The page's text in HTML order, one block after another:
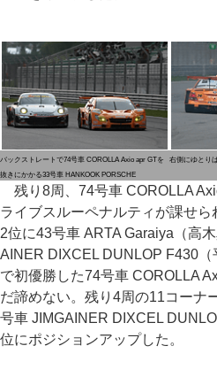
バックストレートで74号車 COROLLA Axio apr GTを
抜きにかかる33号車 HANKOOK PORSCHE
右側にゆとり
残り8周、74号車 COROLLA
ライブスルーペナルティが課せら
2位に43号車 ARTA Garaiya（高
AINER DIXCEL DUNLOP F430
で初優勝した74号車 COROLLA
だ諦めない。残り4周の11コーナ
号車 JIMGAINER DIXCEL
位にポジションアップした。